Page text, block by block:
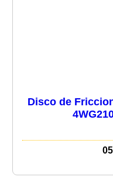
Disco de